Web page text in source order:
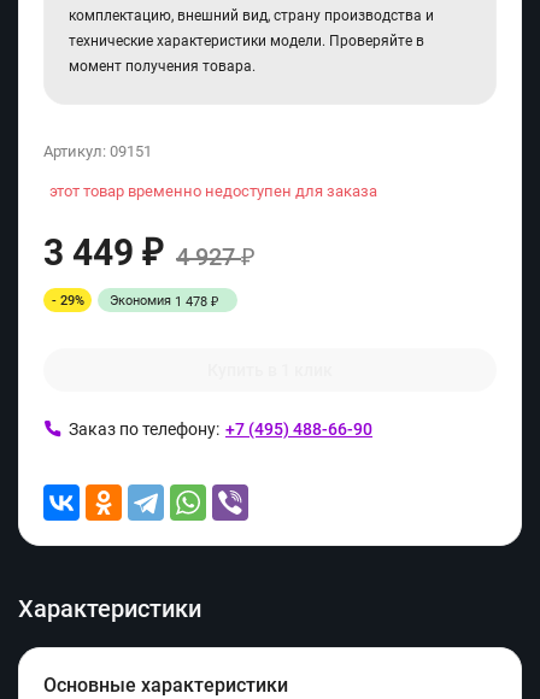
комплектацию, внешний вид, страну производства и
технические характеристики модели. Проверяйте в
момент получения товара.
Артикул: 09151
этот товар временно недоступен для заказа
3 449 ₽ 4 927₽
- 29% Экономия 1 478 ₽
Заказ по телефону: +7 (495) 488-66-90
Характеристики
Основные характеристики